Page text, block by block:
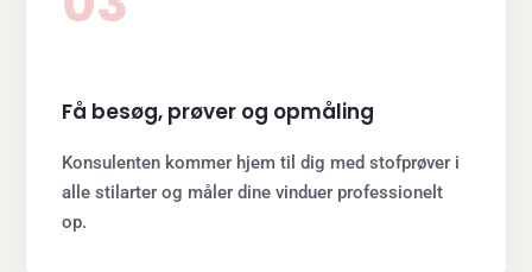
Få besøg, prøver og opmåling
Konsulenten kommer hjem til dig med stofprøver i
alle stilarter og måler dine vinduer professionelt
op.